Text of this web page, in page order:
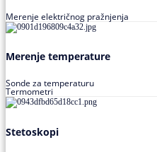
Merenje električnog pražnjenja
Merenje temperature
Sonde za temperaturu
Termometri
Stetoskopi